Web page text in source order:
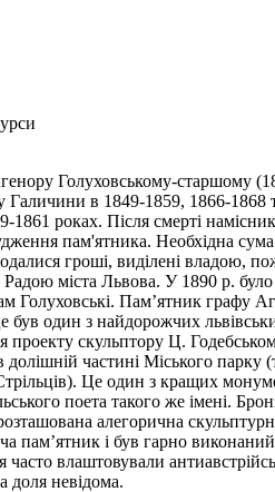
Голуховському-старшому
Галичини в 1849-1859, 1866-1868
1861 роках. Після смерті
пам'ятника. Необхідна
гроші, виділені владою,
міста Львова. У 1890 р.
Голуховські. Пам’ятник графу
був один з найдорожчих
проекту скульптору Ц.
частині Міського парку
Це один з кращих
поета такого же імені.
розташована алегорична
пам’ятник і був гарно
часто влаштовували
доля невідома.